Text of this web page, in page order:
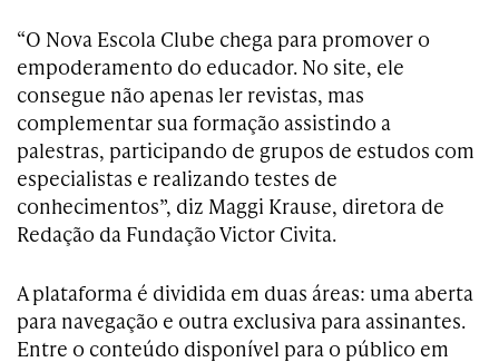
“O Nova Escola Clube chega para promover o
empoderamento do educador. No site, ele
consegue não apenas ler revistas, mas
complementar sua formação assistindo a
palestras, participando de grupos de estudos com
especialistas e realizando testes de
conhecimentos”, diz Maggi Krause, diretora de
Redação da Fundação Victor Civita.
A plataforma é dividida em duas áreas: uma aberta
para navegação e outra exclusiva para assinantes.
Entre o conteúdo disponível para o público em